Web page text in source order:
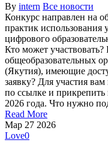
By intern Все новости
Конкурс направлен на
практик использования
цифрового
Кто может
общеобразовательных
(Якутия), имеющие
заявку? Для участия
по ссылке и
2026 года. Что нужно
Read More
Мар 27 2026
Love0